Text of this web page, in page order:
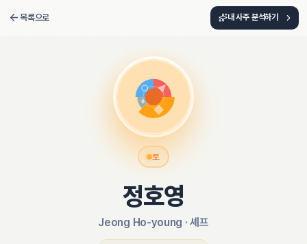
목록으로 내 사주 분석하기
토
정호영
Jeong Ho-young · 셰프